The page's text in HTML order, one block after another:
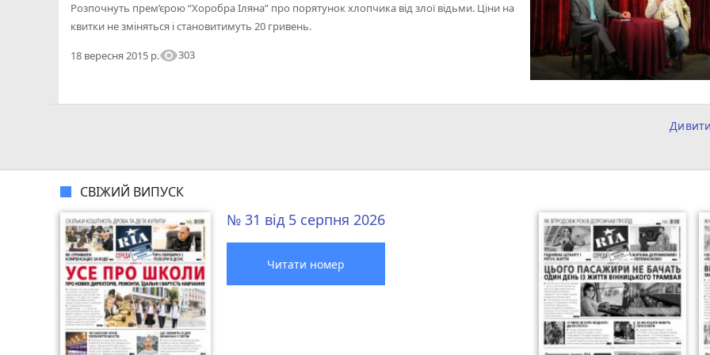
Розпочнуть прем’єрою “Хоробра Іляна” про порятунок хлопчика від злої відьми. Ціни на
квитки не зміняться і становитимуть 20 гривень.
18 вересня 2015 р.visibility303
СВІЖИЙ ВИПУСК
№ 31 від 5 серпня 2026
Читати номер